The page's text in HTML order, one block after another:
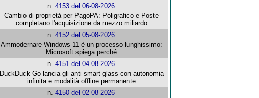
n.4153 del 06-08-2026
Cambio di proprietà per PagoPA: Poligrafico e Poste
completano l'acquisizione da mezzo miliardo
n.4152 del 05-08-2026
Ammodernare Windows 11 è un processo lunghissimo:
Microsoft spiega perché
n.4151 del 04-08-2026
DuckDuck Go lancia gli anti-smart glass con autonomia
infinita e modalità offline permanente
n.4150 del 02-08-2026